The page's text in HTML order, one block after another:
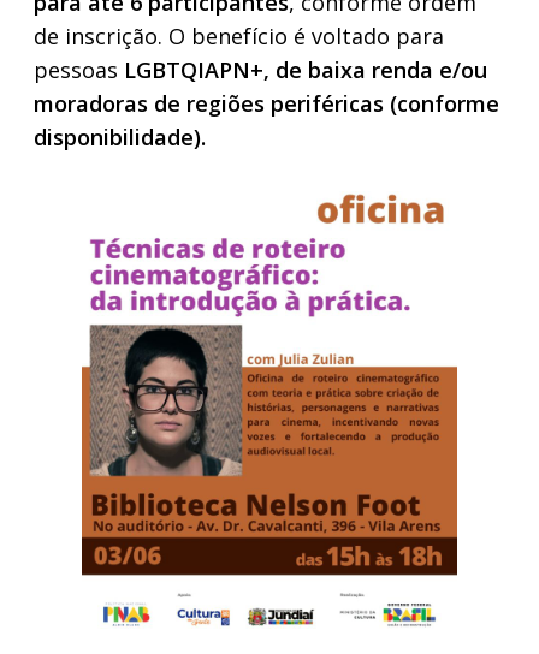
de inscrição. O benefício é voltado para
pessoas LGBTQIAPN+, de baixa renda e/ou
moradoras de regiões periféricas (conforme
disponibilidade).